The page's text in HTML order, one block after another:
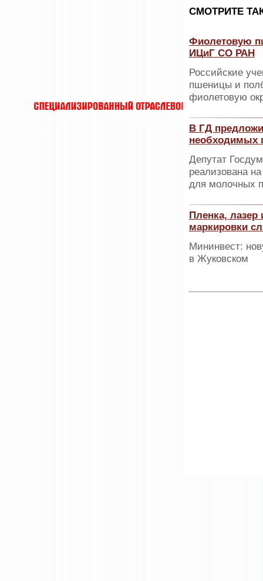
CМОТРИТЕ
Фиолетовую
ИЦиГ СО РАН
Российские
пшеницы и
фиолетовую
В ГД
необходимых
Депутат
реализована
для молочных
Пленка,
маркировки
Мининвест:
в Жуковском